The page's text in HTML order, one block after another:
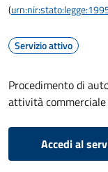
(
Servizio attivo
Procedimento di
attività
Accedi al